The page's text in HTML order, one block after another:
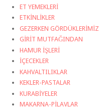
ET YEMEKLERİ
ETKİNLİKLER
GEZERKEN GÖRDÜKLERİMİZ
GİRİT MUTFAĞINDAN
HAMUR İŞLERİ
İÇECEKLER
KAHVALTILIKLAR
KEKLER-PASTALAR
KURABİYELER
MAKARNA-PİLAVLAR